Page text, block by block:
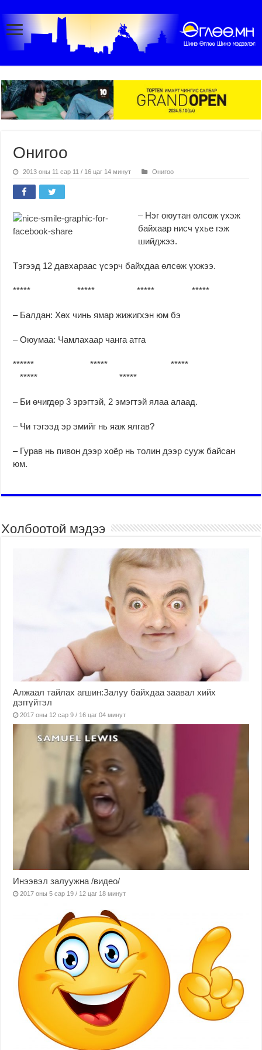
Онигоо
2013 оны 11 сар 11 / 16 цаг 14 минут Онигоо
– Нэг оюутан өлсөж үхэж
байхаар нисч үхье гэж
шийджээ.
Тэгээд 12 давхараас үсэрч байхдаа өлсөж үхжээ.
***** ***** ***** *****
– Балдан: Хөх чинь ямар жижигхэн юм бэ
– Оюумаа: Чамлахаар чанга атга
****** ***** *****
***** *****
– Би өчигдөр 3 эрэгтэй, 2 эмэгтэй ялаа алаад.
– Чи тэгээд эр эмийг нь яаж ялгав?
– Гурав нь пивон дээр хоёр нь толин дээр сууж байсан
юм.
Холбоотой мэдээ
Алжаал тайлах агшин:Залуу байхдаа заавал хийх
дэггүйтэл
2017 оны 12 сар 9 / 16 цаг 04 минут
Инээвэл залуужна /видео/
2017 оны 5 сар 19 / 12 цаг 18 минут